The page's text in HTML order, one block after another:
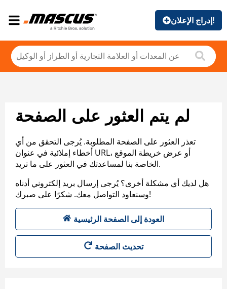
إدراج الإعلان!
لم يتم العثور على الصفحة
تعذر العثور على الصفحة المطلوبة. يُرجى التحقق من أي
أخطاء إملائية في عنوان URL، أو عرض خريطة الموقع
الخاصة بنا لمساعدتك في العثور على ما تريد.
هل لديك أي مشكلة أخرى؟ يُرجى إرسال بريد إلكتروني أدناه
وسنعاود التواصل معك. شكرًا على صبرك!
العودة إلى الصفحة الرئيسية
تحديث الصفحة